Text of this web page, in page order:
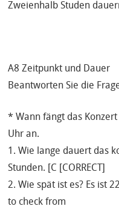
Zweienhalb Studen
A8 Zeitpunkt und Dauer
Beantworten Sie die
* Wann fängt das
Uhr an.
1. Wie lange dauert das
Stunden. [C [CORRECT]
2. Wie spät ist es? Es ist
to check from